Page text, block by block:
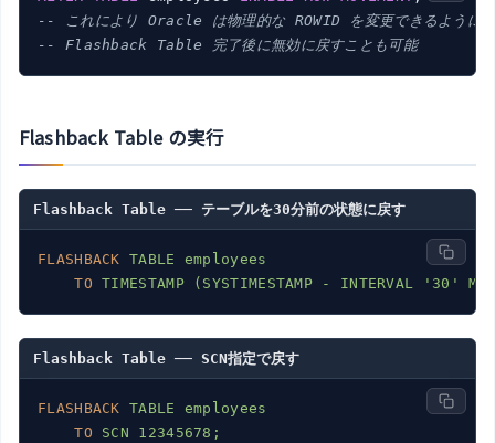
-- これにより Oracle は物理的な ROWID を変更できるように
-- Flashback Table 完了後に無効に戻すことも可能
Flashback Table の実行
Flashback Table ── テーブルを30分前の状態に戻す
FLASHBACK
TABLE employees
TO
TIMESTAMP (SYSTIMESTAMP - INTERVAL '30'
Flashback Table ── SCN指定で戻す
FLASHBACK
TABLE employees
TO
SCN 12345678;